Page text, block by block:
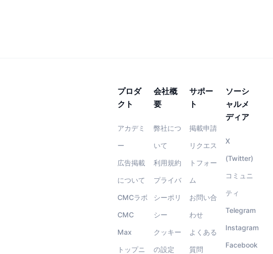
プロダ
クト
アカデミ
ー
広告掲載
について
CMCラボ
CMC
Max
トップニ
会社概
要
弊社につ
いて
利用規約
プライバ
シーポリ
シー
クッキー
の設定
サポー
ト
掲載申請
リクエス
トフォー
ム
お問い合
わせ
よくある
質問
ソーシ
ャルメ
ディア
X
(Twitter)
コミュニ
ティ
Telegram
Instagram
Facebook